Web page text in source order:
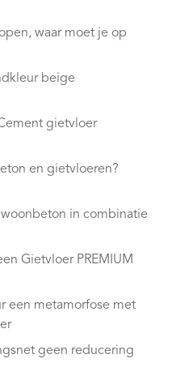
waar moet je op
beige
gietvloer
en gietvloeren?
in combinatie
Gietvloer PREMIUM
een metamorfose met
geen reducering